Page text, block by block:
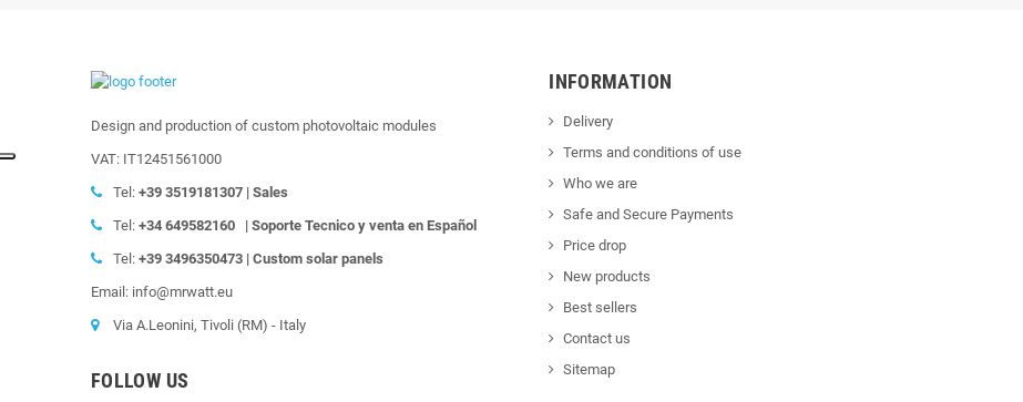
Design and production of custom photovoltaic modules
VAT: IT12451561000
Tel: +39 3519181307 | Sales
Tel: +34 649582160 | Soporte Tecnico y venta en Español
Tel: +39 3496350473 | Custom solar panels
Email: info@mrwatt.eu
Via A.Leonini, Tivoli (RM) - Italy
FOLLOW US
INFORMATION
Delivery
Terms and conditions of use
Who we are
Safe and Secure Payments
Price drop
New products
Best sellers
Contact us
Sitemap